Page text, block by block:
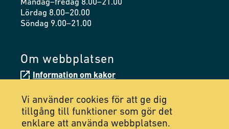
Måndag–fredag 8.00–21.00
Lördag 8.00–20.00
Söndag 9.00–21.00
Om webbplatsen
Information om kakor
Tillgänglighetsredogörelse
Vi använder cookies för att ge dig
tillgång till funktioner som gör det
enklare att använda webbplatsen.